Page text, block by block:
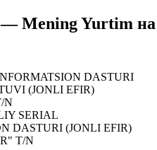
—Mening Yurtim на
DASTURI
(JONLI EFIR)
N
SERIAL
DASTURI (JONLI EFIR)
T/N